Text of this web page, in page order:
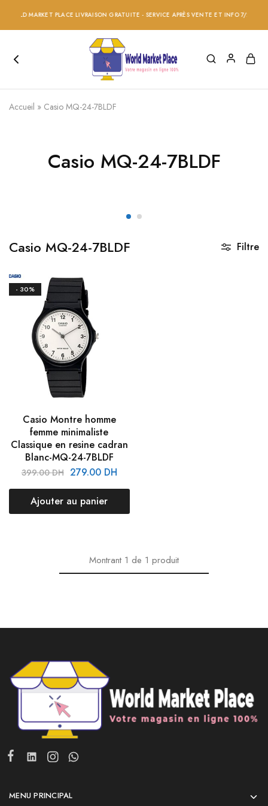
MARKET PLACE LIVRAISON GRATUITE - SERVICE APRÈS VENTE ET INFO 7/24 -
Accueil » Casio MQ-24-7BLDF
Casio MQ-24-7BLDF
Casio MQ-24-7BLDF Filtre
- 30%
Casio Montre homme
femme minimaliste
Classique en resine cadran
Blanc-MQ-24-7BLDF
399.00DH 279.00 DH
Ajouter au panier
Montrant 1 de 1 produit
MENU PRINCIPAL